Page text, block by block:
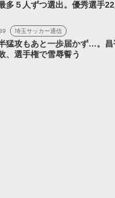
『笹 修大コラ
多５人ずつ選出。優秀選手
埼玉サッカー通信
猛攻もあと一歩届かず…。昌
、選手権で雪辱誓う